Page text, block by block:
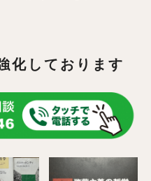
化しております